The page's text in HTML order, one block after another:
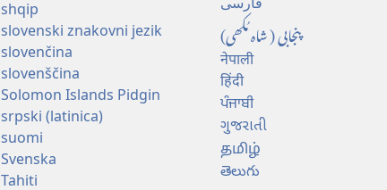
shqip
slovenski znakovni jezik
slovenčina
slovenščina
Solomon Islands Pidgin
srpski (latinica)
suomi
Svenska
Tahiti
فارسی
پنجابی (شاہ مُکھی)
नेपाली
हिंदी
ਪੰਜਾਬੀ
ગુજરાતી
தமிழ்
తెలుగు